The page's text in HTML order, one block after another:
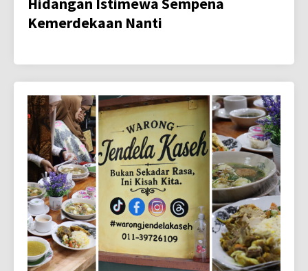
Kemerdekaan Nanti